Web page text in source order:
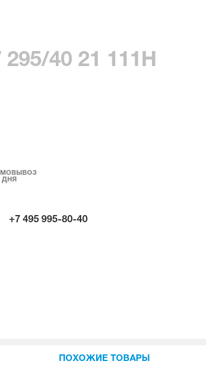
40 21 111H
ДНЯ
+7 495 995-80-40
ПОХОЖИЕ ТОВАРЫ